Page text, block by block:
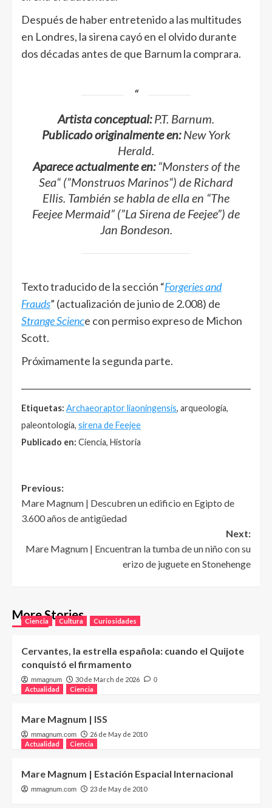
Después de haber entretenido a las multitudes
en Londres, la sirena cayó en el olvido durante
dos décadas antes de que Barnum la comprara.
Artista conceptual:P.T. Barnum.
Publicado originalmente en:New York
Herald.
Aparece actualmente en:“Monsters of the
Sea“(”Monstruos Marinos“) de Richard
Ellis. También se habla de ella en “The
Feejee Mermaid” (”La Sirena de Feejee”) de
Jan Bondeson.
Texto traducido de la sección “Forgeries and
Frauds” (actualización de junio de 2.008) de
Strange Science con permiso expreso de Michon
Scott.
Próximamente la segunda parte.
Etiquetas: Archaeoraptor liaoningensis, arqueología,
paleontología, sirena de Feejee
Publicado en: Ciencia, Historia
Post
navigation
Previous:
Mare Magnum | Descubren un edificio en Egipto de
3.600 años de antigüedad
Next:
Mare Magnum | Encuentran la tumba de un niño con su
erizo de juguete en Stonehenge
More Stories
Ciencia Cultura Curiosidades
Cervantes, la estrella española: cuando el Quijote
conquistó el firmamento
mmagnum 30 de March de 2026 0
Actualidad Ciencia
Mare Magnum | ISS
mmagnum.com
26 de May de 2010
Actualidad
Ciencia
Mare Magnum | Estación Espacial Internacional
mmagnum.com 23 de May de 2010